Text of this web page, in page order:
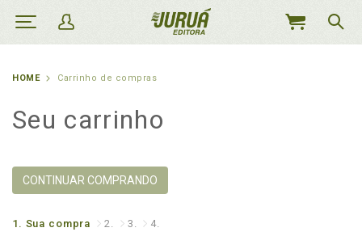
MEU
HOME Carrinho de compras
Seu carrinho
CONTINUAR COMPRANDO
1. Sua compra 2. 3. 4.